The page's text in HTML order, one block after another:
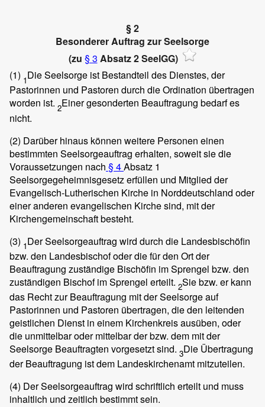
§ 2
Besonderer Auftrag zur Seelsorge
(zu § 3 Absatz 2 SeelGG)
(1) 1Die Seelsorge ist Bestandteil des Dienstes, der
Pastorinnen und Pastoren durch die Ordination übertragen
worden ist. 2Einer gesonderten Beauftragung bedarf es
nicht.
(2) Darüber hinaus können weitere Personen einen
bestimmten Seelsorgeauftrag erhalten, soweit sie die
Voraussetzungen nach § 4Absatz 1
Seelsorgegeheimnisgesetz erfüllen und Mitglied der
Evangelisch-Lutherischen Kirche in Norddeutschland oder
einer anderen evangelischen Kirche sind, mit der
Kirchengemeinschaft besteht.
(3) 1Der Seelsorgeauftrag wird durch die Landesbischöfin
bzw. den Landesbischof oder die für den Ort der
Beauftragung zuständige Bischöfin im Sprengel bzw. den
zuständigen Bischof im Sprengel erteilt. 2Sie bzw. er kann
das Recht zur Beauftragung mit der Seelsorge auf
Pastorinnen und Pastoren übertragen, die den leitenden
geistlichen Dienst in einem Kirchenkreis ausüben, oder
die unmittelbar oder mittelbar der bzw. dem mit der
Seelsorge Beauftragten vorgesetzt sind. 3Die Übertragung
der Beauftragung ist dem Landeskirchenamt mitzuteilen.
(4) Der Seelsorgeauftrag wird schriftlich erteilt und muss
inhaltlich und zeitlich bestimmt sein.